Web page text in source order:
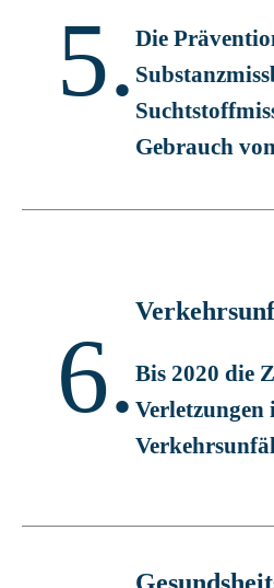
5. Die
Gebrauch
6. Bis 2020 die
Verletzungen